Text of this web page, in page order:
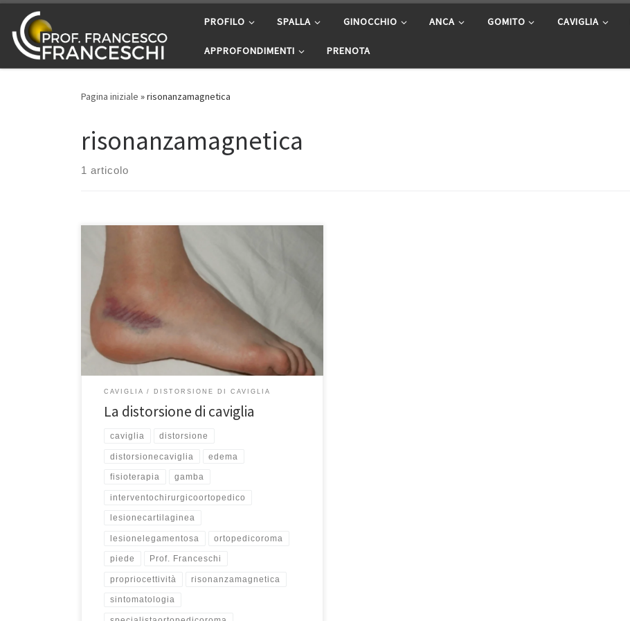
Passa al contenuto PROFILO SPALLA GINOCCHIO ANCA GOMITO CAVIGLIA
APPROFONDIMENTI PRENOTA
Pagina iniziale »risonanzamagnetica
risonanzamagnetica
1 articolo
La distorisione di caviglia.Sicuramente la distorsione di
caviglia è la più comune sia nel comune mortale sia
nello sportivo di categoria nella quale è frequente
almeno nel 40% dei casi. Ogni giorno almeno 5000
pazienti vengono colpiti da questo piccolo problema.
Dobbiamo comunque distinguerle dalle banali storte
che non interessano […]
CAVIGLIA DISTORSIONE DI CAVIGLIA
La distorsione di caviglia
caviglia distorsione
distorsionecaviglia edema
fisioterapia gamba
interventochirurgicoortopedico
lesionecartilaginea
lesionelegamentosa ortopedicoroma
piede Prof. Franceschi
propriocettività risonanzamagnetica
sintomatologia